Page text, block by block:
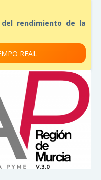
rendimiento de la
REAL